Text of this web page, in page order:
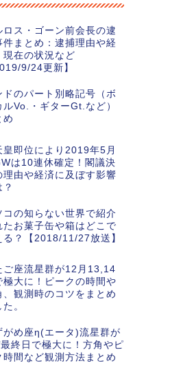
ロス・ゴーン前会長の逮
件まとめ：逮捕理由や経
現在の状況など
9/24更新】
ドのパート別略記号（ボ
ルVo.・ギターGt.など）
め
皇即位により2019年5月
は10連休確定！閣議決
理由や経済に及ぼす影響
？
コの知らない世界で紹介
たお菓子缶や箱はどこで
る？【2018/11/27放送】
ご座流星群が12月13,14
極大に！ピークの時間や
、観測時のコツをまとめ
。
がめ座η(エータ)流星群が
終日で極大に！方角やピ
時間など観測方法まとめ